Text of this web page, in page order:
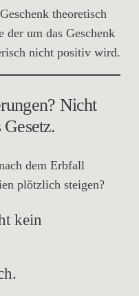
theoretisch
um das Geschenk
nicht positiv wird.
Nicht
dem Erbfall
plötzlich steigen?
kein